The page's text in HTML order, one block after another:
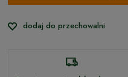
dodaj do przechowalni